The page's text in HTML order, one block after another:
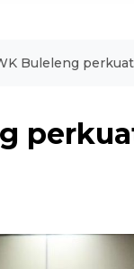
Buleleng